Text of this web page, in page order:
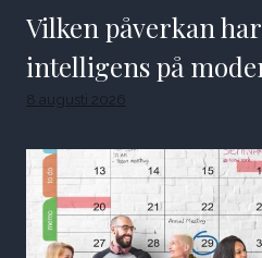
Vilken påverkan
intelligens på
8 augusti 2026